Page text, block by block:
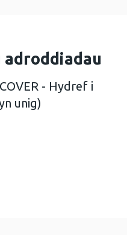
- Hydref i
unig)
chwarterol COVER -